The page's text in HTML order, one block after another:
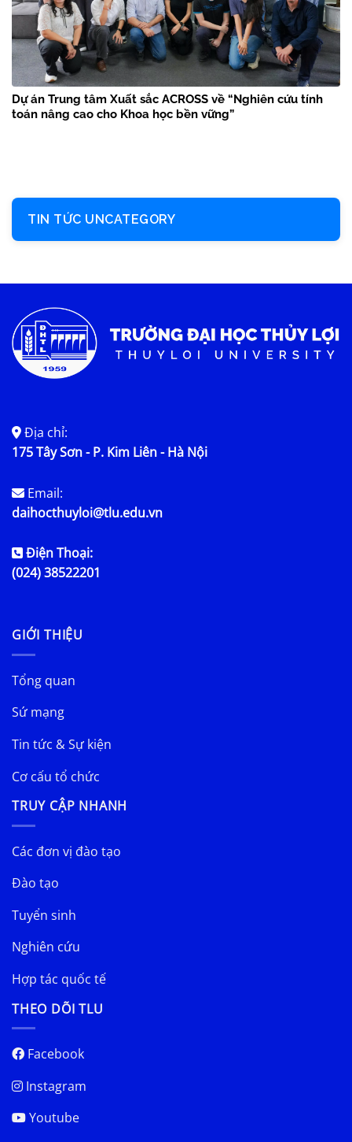
Dự án Trung tâm Xuất sắc ACROSS về “Nghiên cứu tính
toán nâng cao cho Khoa học bền vững”
TIN TỨC UNCATEGORY
Địa chỉ:
175 Tây Sơn - P. Kim Liên - Hà Nội
Email:
daihocthuyloi@tlu.edu.vn
Điện Thoại:
(024) 38522201
GIỚI THIỆU
Tổng quan
Sứ mạng
Tin tức & Sự kiện
Cơ cấu tổ chức
TRUY CẬP NHANH
Các đơn vị đào tạo
Đào tạo
Tuyển sinh
Nghiên cứu
Hợp tác quốc tế
THEO DÕI TLU
Facebook
Instagram
Youtube